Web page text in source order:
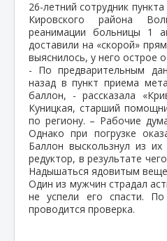
26-летний сотрудник
Кировского района
реанимации больницы 1
доставили на «скорой»
выяснилось, у него острое
- По предварительным
назад в пункт приема
баллон, - рассказала
Куницкая, старший
по региону. – Рабочие
Однако при погрузке
Баллон выскользнул из
редуктор, в результате
Надышаться ядовитым
Один из мужчин страдал
не успели его спасти.
проводится проверка.